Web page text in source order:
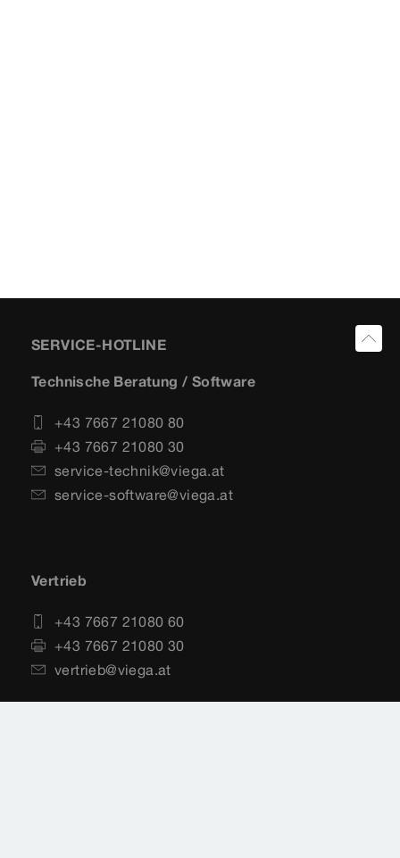
SERVICE-HOTLINE
Technische Beratung / Software
+43 7667 21080 80
+43 7667 21080 30
service-technik@viega.at
service-software@viega.at
Vertrieb
+43 7667 21080 60
+43 7667 21080 30
vertrieb@viega.at